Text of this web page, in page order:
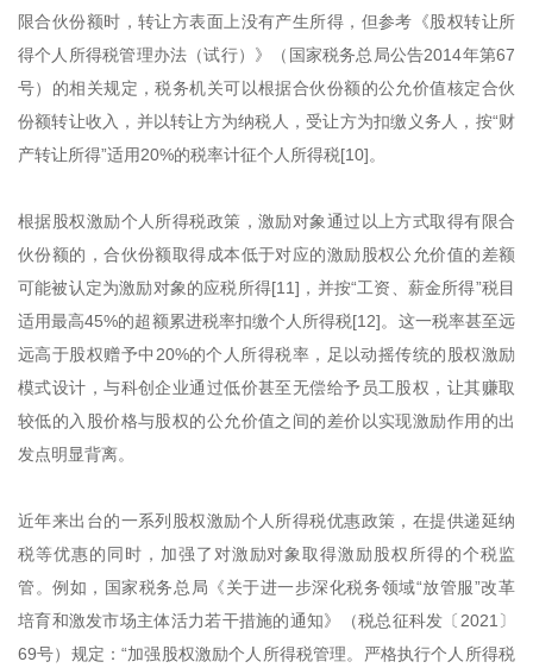
限合伙份额时，转让方表面上没有产生所得，但参考《股权转让所
得个人所得税管理办法（试行）》（国家税务总局公告2014年第67
号）的相关规定，税务机关可以根据合伙份额的公允价值核定合伙
份额转让收入，并以转让方为纳税人，受让方为扣缴义务人，按“财
产转让所得”适用20%的税率计征个人所得税[10]。
根据股权激励个人所得税政策，激励对象通过以上方式取得有限合
伙份额的，合伙份额取得成本低于对应的激励股权公允价值的差额
可能被认定为激励对象的应税所得[11]，并按“工资、薪金所得”税目
适用最高45%的超额累进税率扣缴个人所得税[12]。这一税率甚至远
远高于股权赠予中20%的个人所得税率，足以动摇传统的股权激励
模式设计，与科创企业通过低价甚至无偿给予员工股权，让其赚取
较低的入股价格与股权的公允价值之间的差价以实现激励作用的出
发点明显背离。
近年来出台的一系列股权激励个人所得税优惠政策，在提供递延纳
税等优惠的同时，加强了对激励对象取得激励股权所得的个税监
管。例如，国家税务总局《关于进一步深化税务领域“放管服”改革
培育和激发市场主体活力若干措施的通知》（税总征科发〔2021〕
69号）规定：“加强股权激励个人所得税管理。严格执行个人所得税